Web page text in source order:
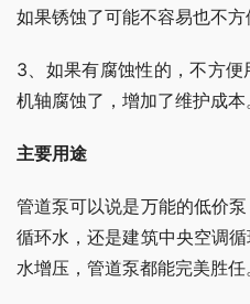
如果锈蚀了可能不容易也不方
3、如果有腐蚀性的，不方
机轴腐蚀了，增加了维护成本
主要用途
管道泵可以说是万能的低价
循环水，还是建筑中央空调
水增压，管道泵都能完美胜任